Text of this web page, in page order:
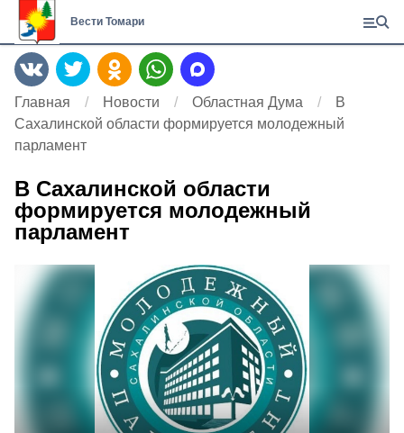
Вести Томари
Главная Новости Областная Дума
В
Сахалинской области формируется молодежный
парламент
В Сахалинской области
формируется молодежный
парламент